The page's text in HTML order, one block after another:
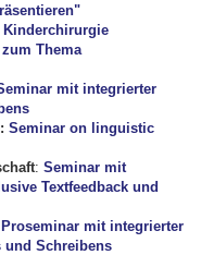
Kinderchirurgie
Thema
mit integrierter
Seminar on linguistic
: Seminar mit
Textfeedback und
Proseminar mit integrierter
und Schreibens